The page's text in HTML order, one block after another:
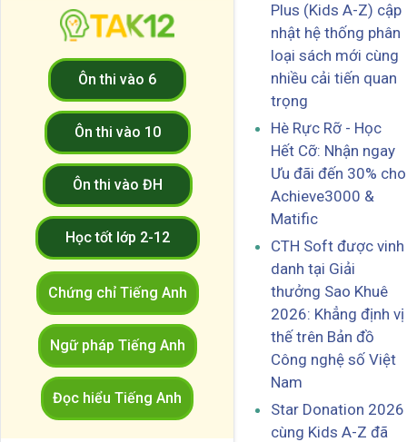
Ôn thi vào 6
Ôn thi vào 10
Ôn thi vào ĐH
Học tốt lớp 2-12
Chứng chỉ Tiếng Anh
Ngữ pháp Tiếng Anh
Đọc hiểu Tiếng Anh
Plus (Kids A-Z) cập
nhật hệ thống phân
loại sách mới cùng
nhiều cải tiến quan
trọng
Hè Rực Rỡ - Học
Hết Cỡ: Nhận ngay
Ưu đãi đến 30% cho
Achieve3000 &
Matific
CTH Soft được vinh
danh tại Giải
thưởng Sao Khuê
2026: Khẳng định vị
thế trên Bản đồ
Công nghệ số Việt
Nam
Star Donation 2026
cùng Kids A-Z đã